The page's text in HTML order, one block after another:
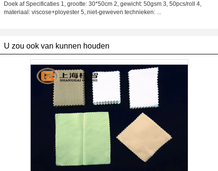
Doek af Specificaties 1, grootte: 30*50cm 2, gewicht: 50gsm 3, 50pcs/roll 4,
materiaal: viscose+ployester 5, niet-geweven technieken: ...
U zou ook van kunnen houden